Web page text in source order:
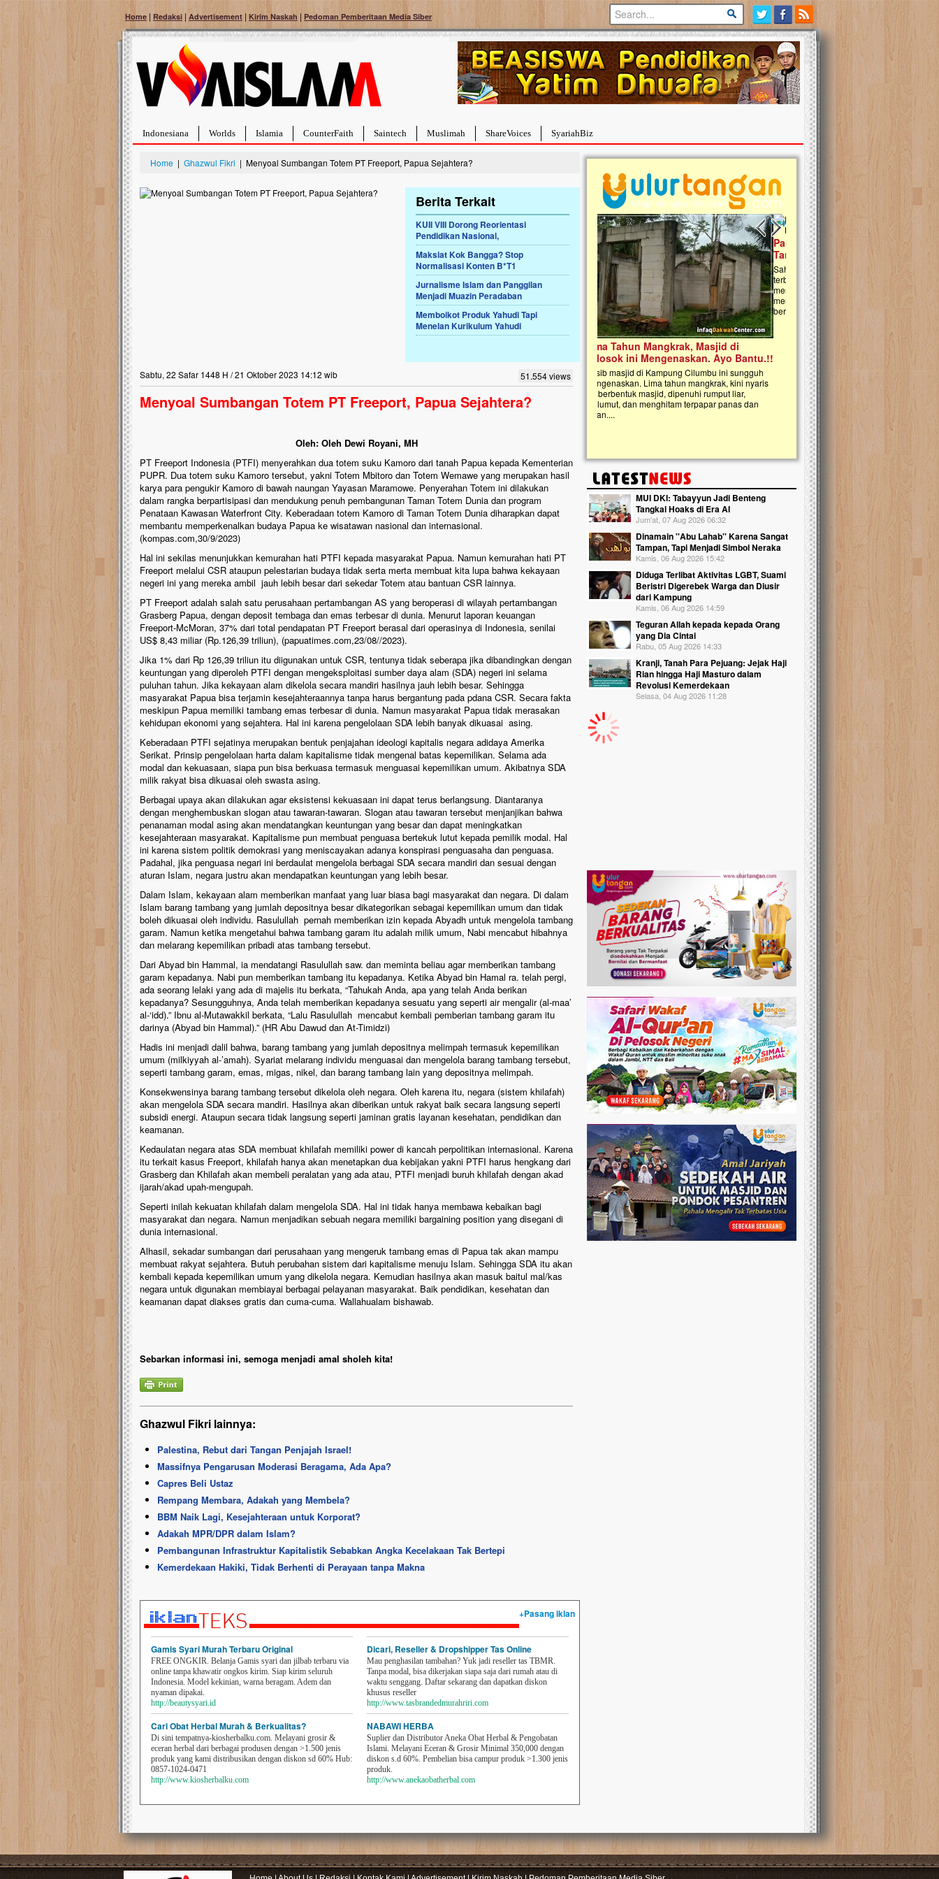
Home | Redaksi | Advertisement | Kirim Naskah | Pedoman Pemberitaan Media Siber
Indonesiana Worlds Islamia CounterFaith Saintech Muslimah ShareVoices SyariahBiz
Home | Ghazwul Fikri | Menyoal Sumbangan Totem PT Freeport, Papua Sejahtera?
Berita Terkait
KUII VIII Dorong Reorientasi
Pendidikan Nasional,
Maksiat Kok Bangga? Stop
Normalisasi Konten B*T1
Jurnalisme Islam dan Panggilan
Menjadi Muazin Peradaban
Memboikot Produk Yahudi Tapi
Menelan Kurikulum Yahudi
Sabtu, 22 Safar 1448 H / 21 Oktober 2023 14:12 wib 51.554 views
Menyoal Sumbangan Totem PT Freeport, Papua Sejahtera?
Oleh: Oleh Dewi Royani, MH
PT Freeport Indonesia (PTFI) menyerahkan dua totem suku Kamoro dari tanah Papua kepada Kementerian
PUPR. Dua totem suku Kamoro tersebut, yakni Totem Mbitoro dan Totem Wemawe yang merupakan hasil
karya para pengukir Kamoro di bawah naungan Yayasan Maramowe. Penyerahan Totem ini dilakukan
dalam rangka berpartisipasi dan mendukung penuh pembangunan Taman Totem Dunia dan program
Penataan Kawasan Waterfront City. Keberadaan totem Kamoro di Taman Totem Dunia diharapkan dapat
membantu memperkenalkan budaya Papua ke wisatawan nasional dan internasional.
(kompas.com,30/9/2023)
Hal ini sekilas menunjukkan kemurahan hati PTFI kepada masyarakat Papua. Namun kemurahan hati PT
Freeport melalui CSR ataupun pelestarian budaya tidak serta merta membuat kita lupa bahwa kekayaan
negeri ini yang mereka ambil jauh lebih besar dari sekedar Totem atau bantuan CSR lainnya.
PT Freeport adalah salah satu perusahaan pertambangan AS yang beroperasi di wilayah pertambangan
Grasberg Papua, dengan deposit tembaga dan emas terbesar di dunia. Menurut laporan keuangan
Freeport-McMoran, 37% dari total pendapatan PT Freeport berasal dari operasinya di Indonesia, senilai
US$ 8,43 miliar (Rp.126,39 triliun), (papuatimes.com,23/08//2023).
Jika 1% dari Rp 126,39 triliun itu diigunakan untuk CSR, tentunya tidak seberapa jika dibandingkan dengan
keuntungan yang diperoleh PTFI dengan mengeksploitasi sumber daya alam (SDA) negeri ini selama
puluhan tahun. Jika kekayaan alam dikelola secara mandiri hasilnya jauh lebih besar. Sehingga
masyarakat Papua bisa terjamin kesejahteraannya tanpa harus bergantung pada pdana CSR. Secara fakta
meskipun Papua memiliki tambang emas terbesar di dunia. Namun masyarakat Papua tidak merasakan
kehidupan ekonomi yang sejahtera. Hal ini karena pengelolaan SDA lebih banyak dikuasai asing.
Keberadaan PTFI sejatinya merupakan bentuk penjajahan ideologi kapitalis negara adidaya Amerika
Serikat. Prinsip pengelolaan harta dalam kapitalisme tidak mengenal batas kepemilikan. Selama ada
modal dan kekuasaan, siapa pun bisa berkuasa termasuk menguasai kepemilikan umum. Akibatnya SDA
milik rakyat bisa dikuasai oleh swasta asing.
Berbagai upaya akan dilakukan agar eksistensi kekuasaan ini dapat terus berlangsung. Diantaranya
dengan menghembuskan slogan atau tawaran-tawaran. Slogan atau tawaran tersebut menjanjikan bahwa
penanaman modal asing akan mendatangkan keuntungan yang besar dan dapat meningkatkan
kesejahteraan masyarakat. Kapitalisme pun membuat penguasa bertekuk lutut kepada pemilik modal. Hal
ini karena sistem politik demokrasi yang meniscayakan adanya konspirasi penguasaha dan penguasa.
Padahal, jika penguasa negari ini berdaulat mengelola berbagai SDA secara mandiri dan sesuai dengan
aturan Islam, negara justru akan mendapatkan keuntungan yang lebih besar.
Dalam Islam, kekayaan alam memberikan manfaat yang luar biasa bagi masyarakat dan negara. Di dalam
Islam barang tambang yang jumlah depositnya besar dikategorikan sebagai kepemilikan umum dan tidak
boleh dikuasai oleh individu. Rasulullah pernah memberikan izin kepada Abyadh untuk mengelola tambang
garam. Namun ketika mengetahui bahwa tambang garam itu adalah milik umum, Nabi mencabut hibahnya
dan melarang kepemilikan pribadi atas tambang tersebut.
Dari Abyad bin Hammal, ia mendatangi Rasulullah saw. dan meminta beliau agar memberikan tambang
garam kepadanya. Nabi pun memberikan tambang itu kepadanya. Ketika Abyad bin Hamal ra. telah pergi,
ada seorang lelaki yang ada di majelis itu berkata, “Tahukah Anda, apa yang telah Anda berikan
kepadanya? Sesungguhnya, Anda telah memberikan kepadanya sesuatu yang seperti air mengalir (al-maa’
al-‘idd).” Ibnu al-Mutawakkil berkata, “Lalu Rasulullah mencabut kembali pemberian tambang garam itu
darinya (Abyad bin Hammal).” (HR Abu Dawud dan At-Timidzi)
Hadis ini menjadi dalil bahwa, barang tambang yang jumlah depositnya melimpah termasuk kepemilikan
umum (milkiyyah al-’amah). Syariat melarang individu menguasai dan mengelola barang tambang tersebut,
seperti tambang garam, emas, migas, nikel, dan barang tambang lain yang depositnya melimpah.
Konsekwensinya barang tambang tersebut dikelola oleh negara. Oleh karena itu, negara (sistem khilafah)
akan mengelola SDA secara mandiri. Hasilnya akan diberikan untuk rakyat baik secara langsung seperti
subsidi energi. Ataupun secara tidak langsung seperti jaminan gratis layanan kesehatan, pendidikan dan
keamanan.
Kedaulatan negara atas SDA membuat khilafah memiliki power di kancah perpolitikan internasional. Karena
itu terkait kasus Freeport, khilafah hanya akan menetapkan dua kebijakan yakni PTFI harus hengkang dari
Grasberg dan Khilafah akan membeli peralatan yang ada atau, PTFI menjadi buruh khilafah dengan akad
ijarah/akad upah-mengupah.
Seperti inilah kekuatan khilafah dalam mengelola SDA. Hal ini tidak hanya membawa kebaikan bagi
masyarakat dan negara. Namun menjadikan sebuah negara memiliki bargaining position yang disegani di
dunia internasional.
Alhasil, sekadar sumbangan dari perusahaan yang mengeruk tambang emas di Papua tak akan mampu
membuat rakyat sejahtera. Butuh perubahan sistem dari kapitalisme menuju Islam. Sehingga SDA itu akan
kembali kepada kepemilikan umum yang dikelola negara. Kemudian hasilnya akan masuk baitul mal/kas
negara untuk digunakan membiayai berbagai pelayanan masyarakat. Baik pendidikan, kesehatan dan
keamanan dapat diakses gratis dan cuma-cuma. Wallahualam bishawab.
Sebarkan informasi ini, semoga menjadi amal sholeh kita!
Ghazwul Fikri lainnya:
Palestina, Rebut dari Tangan Penjajah Israel!
Massifnya Pengarusan Moderasi Beragama, Ada Apa?
Capres Beli Ustaz
Rempang Membara, Adakah yang Membela?
BBM Naik Lagi, Kesejahteraan untuk Korporat?
Adakah MPR/DPR dalam Islam?
Pembangunan Infrastruktur Kapitalistik Sebabkan Angka Kecelakaan Tak Bertepi
Kemerdekaan Hakiki, Tidak Berhenti di Perayaan tanpa Makna
+Pasang iklan
Gamis Syari Murah Terbaru Original
FREE ONGKIR. Belanja Gamis syari dan jilbab terbaru via
online tanpa khawatir ongkos kirim. Siap kirim seluruh
Indonesia. Model kekinian, warna beragam. Adem dan
nyaman dipakai.
http://beautysyari.id
Cari Obat Herbal Murah & Berkualitas?
Di sini tempatnya-kiosherbalku.com. Melayani grosir &
eceran herbal dari berbagai produsen dengan >1.500 jenis
produk yang kami distribusikan dengan diskon sd 60% Hub:
0857-1024-0471
http://www.kiosherbalku.com
Dicari, Reseller & Dropshipper Tas Online
Mau penghasilan tambahan? Yuk jadi reseller tas TBMR.
Tanpa modal, bisa dikerjakan siapa saja dari rumah atau di
waktu senggang. Daftar sekarang dan dapatkan diskon
khusus reseller
http://www.tasbrandedmurahriri.com
NABAWI HERBA
Suplier dan Distributor Aneka Obat Herbal & Pengobatan
Islami. Melayani Eceran & Grosir Minimal 350,000 dengan
diskon s.d 60%. Pembelian bisa campur produk >1.300 jenis
produk.
http://www.anekaobatherbal.com
Previous slide
Next slide
Nasib masjid di Kampung Cilumbu ini sungguh
mengenaskan. Lima tahun mangkrak, kini nyaris
berlumut, dan menghitam terpapar panas dan
hujan....
Palestina Masih Berduka, Ayo Ulurkan
Tangan Bantu Mereka
Sahabat, Ulurtangan mari kirimkan dukungan
terbaikmu untuk warga Palestina di Gaza demi
menguatkan mereka menghadapi situasi
mencekam ini. Mari dukung mereka dengan
berdonasi dengan cara:...
Open Donasi Wakaf
Rumah Qur'an & TK Islam
Najjah di Jonggol
Saat ini, Ulurtangan bersama Yayasan
Najjahtul Islam Jonggol sedang merintis
pembangunan Rumah Qur’an dan
kanak Islam Terpadu (TKIT) An Najjah
Gedung Majelis Taklim di Jonggol,...
MUI DKI: Tabayyun Jadi Benteng
Tangkal Hoaks di Era AI
Jum'at, 07 Aug 2026 06:32
Dinamain ''Abu Lahab'' Karena Sangat
Tampan, Tapi Menjadi Simbol Neraka
Kamis, 06 Aug 2026 15:42
Diduga Terlibat Aktivitas LGBT, Suami
Beristri Digerebek Warga dan Diusir
dari Kampung
Kamis, 06 Aug 2026 14:59
Teguran Allah kepada kepada Orang
yang Dia Cintai
Rabu, 05 Aug 2026 14:33
Kranji, Tanah Para Pejuang: Jejak Haji
Rian hingga Haji Masturo dalam
Revolusi Kemerdekaan
Selasa, 04 Aug 2026 11:28